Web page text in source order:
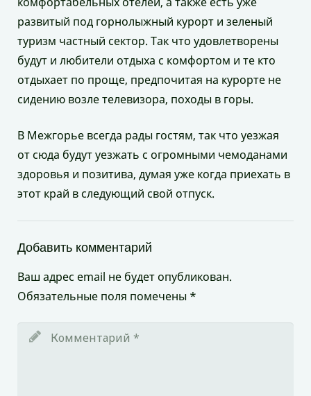
развитый под горнолыжный курорт и зеленый
туризм частный сектор. Так что удовлетворены
будут и любители отдыха с комфортом и те кто
отдыхает по проще, предпочитая на курорте не
сидению возле телевизора, походы в горы.
В Межгорье всегда рады гостям, так что уезжая
от сюда будут уезжать с огромными чемоданами
здоровья и позитива, думая уже когда приехать в
этот край в следующий свой отпуск.
Добавить комментарий
Ваш адрес email не будет опубликован.
Обязательные поля помечены *